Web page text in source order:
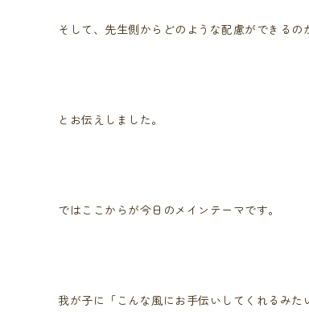
そして、先生側からどのような配慮ができるの
とお伝えしました。
ではここからが今日のメインテーマです。
我が子に「こんな風にお手伝いしてくれるみた